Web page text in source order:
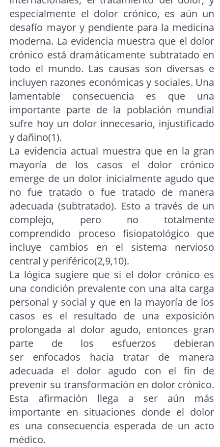
especialmente el dolor crónico, es aún un
desafío mayor y pendiente para la medicina
moderna. La evidencia muestra que el dolor
crónico está dramáticamente subtratado en
todo el mundo. Las causas son diversas e
incluyen razones económicas y sociales. Una
lamentable consecuencia es que una
importante parte de la población mundial
sufre hoy un dolor innecesario, injustificado
y dañino(1).
La evidencia actual muestra que en la gran
mayoría de los casos el dolor crónico
emerge de un dolor inicialmente agudo que
no fue tratado o fue tratado de manera
adecuada (subtratado). Esto a través de un
complejo, pero no totalmente
comprendido proceso fisiopatológico que
incluye cambios en el sistema nervioso
central y periférico(2,9,10).
La lógica sugiere que si el dolor crónico es
una condición prevalente con una alta carga
personal y social y que en la mayoría de los
casos es el resultado de una exposición
prolongada al dolor agudo, entonces gran
parte de los esfuerzos debieran
ser enfocados hacia tratar de manera
adecuada el dolor agudo con el fin de
prevenir su transformación en dolor crónico.
Esta afirmación llega a ser aún más
importante en situaciones donde el dolor
es una consecuencia esperada de un acto
médico.